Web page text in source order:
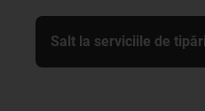
Salt la serviciile de